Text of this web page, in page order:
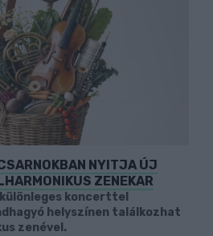
NYITJA ÚJ
ZENEKAR
koncerttel
helyszínen találkozhat
zenével.